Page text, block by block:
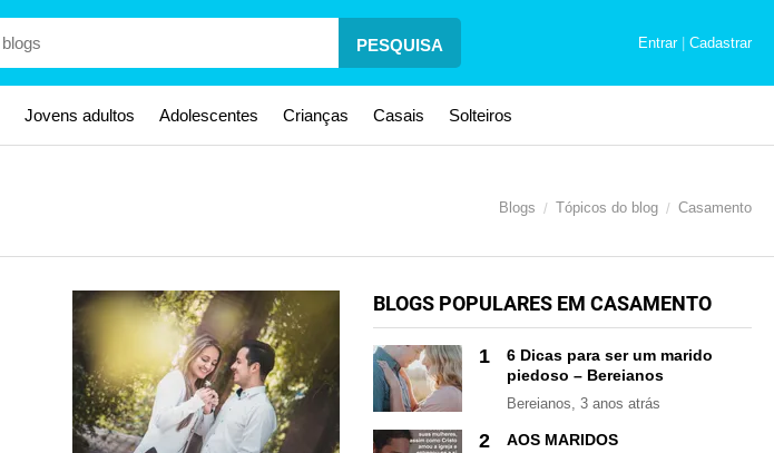
PESQUISA Entrar | Cadastrar
Jovens adultos Adolescentes Crianças Casais Solteiros
Blogs Tópicos do blog Casamento
BLOGS POPULARES EM CASAMENTO
1
6 Dicas para ser um marido
piedoso – Bereianos
Bereianos, 3 anos atrás
2 AOS MARIDOS